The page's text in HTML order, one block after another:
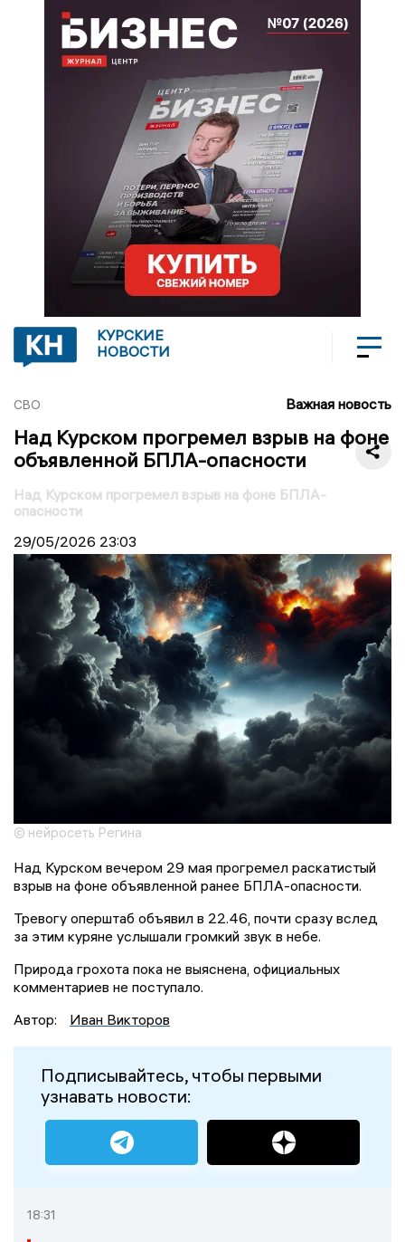
КУРСКИЕ
НОВОСТИ
СВО Важная новость
Над Курском прогремел взрыв на фоне
объявленной БПЛА-опасности
Над Курском прогремел взрыв на фоне БПЛА-
опасности
29/05/2026 23:03
© нейросеть Регина
Над Курском вечером 29 мая прогремел раскатистый
взрыв на фоне объявленной ранее БПЛА-опасности.
Тревогу оперштаб объявил в 22.46, почти сразу вслед
за этим куряне услышали громкий звук в небе.
Природа грохота пока не выяснена, официальных
комментариев не поступало.
Автор:
Иван Викторов
Подписывайтесь, чтобы первыми
узнавать новости:
18:31